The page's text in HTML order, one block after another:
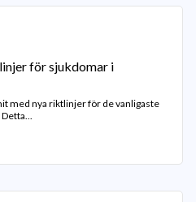
för sjukdomar i
med nya riktlinjer för de vanligaste